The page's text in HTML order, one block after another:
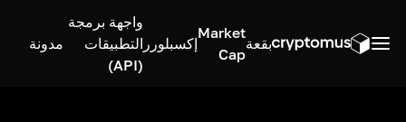
بقعة
Market
Cap
إكسبلورر
واجهة برمجة
التطبيقات
(API)
مدونة